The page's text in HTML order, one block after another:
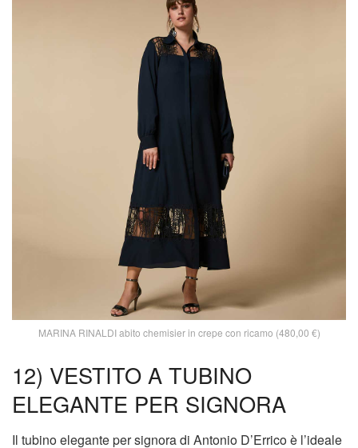
MARINA RINALDI abito chemisier in crepe con ricamo (480,00 €)
12) VESTITO A TUBINO
ELEGANTE PER SIGNORA
Il tubino elegante per signora di Antonio D’Errico è l’ideale